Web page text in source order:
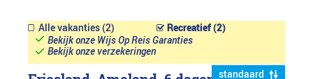
Alle vakanties (2)
Recreatief (2)
Bekijk onze Wijs Op Reis Garanties
Bekijk onze verzekeringen
standaard